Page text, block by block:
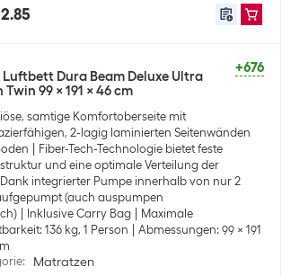
2.85
+676
Luftbett Dura Beam Deluxe Ultra
Twin 99 x 191 x 46 cm
samtige Komfortoberseite mit
2-lagig laminierten Seitenwänden
Fiber-Tech-Technologie bietet feste
und eine optimale Verteilung der
Dank integrierter Pumpe innerhalb von nur 2
(auch auspumpen
Inklusive Carry Bag
Maximale
136 kg, 1 Person
Abmessungen: 99 x 191
: Matratzen